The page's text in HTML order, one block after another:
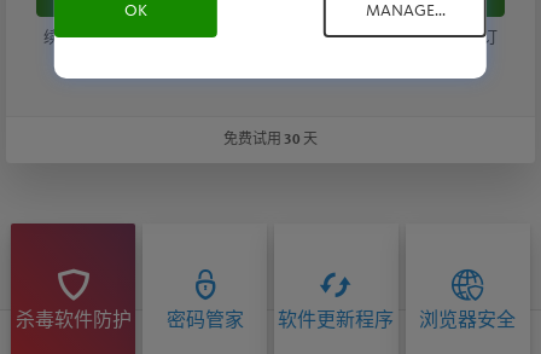
续订按$70.99/ 年的价格自动进行，直到您取消续订为止。与续订
免费试用 30 天
杀毒软件防护 密码管家 软件更新程序 浏览器安全
OK MANAGE...